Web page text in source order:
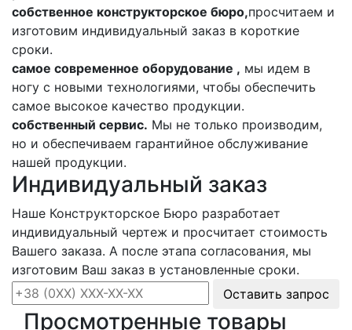
собственное конструкторское бюро,просчитаем и
изготовим индивидуальный заказ в короткие
сроки.
самое современное оборудование , мы идем в
ногу с новыми технологиями, чтобы обеспечить
самое высокое качество продукции.
собственный сервис. Мы не только производим,
но и обеспечиваем гарантийное обслуживание
нашей продукции.
Индивидуальный заказ
Наше Конструкторское Бюро разработает
индивидуальный чертеж и просчитает стоимость
Вашего заказа. А после этапа согласования, мы
изготовим Ваш заказ в установленные сроки.
Оставить запрос
Просмотренные товары